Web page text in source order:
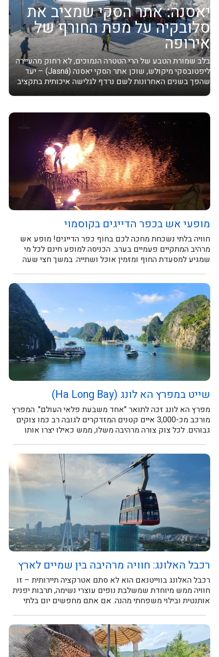
יאסנה: אתר הסקי שמציב את
סלובקיה על מפת החורף של
אירופה
בלב שמורת הטבע של הרי הטטרה הנמוכים, לא רחוק מהעיירה
ליפטובסקי מיקולש, שוכן אתר הסקי יאסנה (Jasná) – יעד
שהפך בשנים האחרונות לשם נרדף לגלישה איכותית בתקציב
שפוי. עם תשתיות...
מופעי אש בכפר הדייגים בקוסמוי
חוויה בלתי נשכחת מחכה לכם בחוף כפר הדייגים! מופע אש
מרהיב המתקיים פעמיים בערב. הכניסה למופע חינם לכל מי
שמגיע למסעדת החוף ומזמין אוכל ושתייה. במשך חצי שעה
שייט במפרץ הא לונג (Ha Long Bay)
מפרץ הא לונג זכה לתואר "אחד משבעת פלאי העולם". המפרץ
מורכב מכ-3,000 איים קטנים המזדקרים לגובה רב כמו צוקים
גבוהים. לכל צוק צורה מרהיבה משלו, ממש כאילו יצרו אותו
רכבל האלונג: חוויה מרהיבה בין שמיים לארץ
רכבל האלונג בווייטנאם הוא לא סתם אטרקציה תיירותית – זו
חוויה ממש מיוחדת שמשלבת נופים עוצרי נשימה, תרבות יפנית
אותנטית ובילוי משפחתי מהנה. אם אתם מחפשים יום בלתי